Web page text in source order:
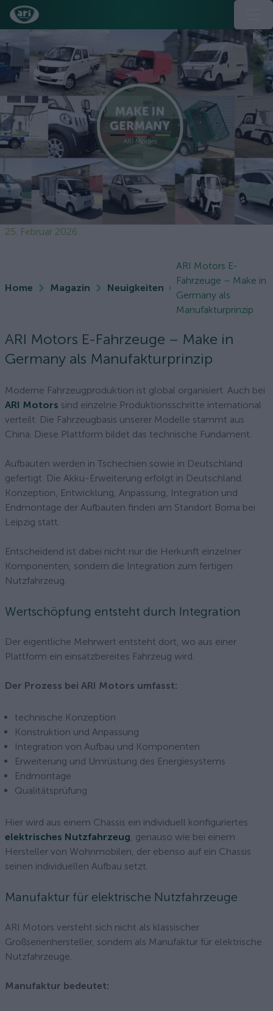
25. Februar 2026
Home Magazin Neuigkeiten
ARI Motors E-
Fahrzeuge – Make in
Germany als
Manufakturprinzip
ARI Motors E-Fahrzeuge – Make in
Germany als Manufakturprinzip
Moderne Fahrzeugproduktion ist global organisiert. Auch bei
ARI Motors sind einzelne Produktionsschritte international
verteilt. Die Fahrzeugbasis unserer Modelle stammt aus
China. Diese Plattform bildet das technische Fundament.
Aufbauten werden in Tschechien sowie in Deutschland
gefertigt. Die Akku-Erweiterung erfolgt in Deutschland.
Konzeption, Entwicklung, Anpassung, Integration und
Endmontage der Aufbauten finden am Standort Borna bei
Leipzig statt.
Entscheidend ist dabei nicht nur die Herkunft einzelner
Komponenten, sondern die Integration zum fertigen
Nutzfahrzeug.
Wertschöpfung entsteht durch Integration
Der eigentliche Mehrwert entsteht dort, wo aus einer
Plattform ein einsatzbereites Fahrzeug wird.
Der Prozess bei ARI Motors umfasst:
technische Konzeption
Konstruktion und Anpassung
Integration von Aufbau und Komponenten
Erweiterung und Umrüstung des Energiesystems
Endmontage
Qualitätsprüfung
Hier wird aus einem Chassis ein individuell konfiguriertes
elektrisches Nutzfahrzeug, genauso wie bei einem
Hersteller von Wohnmobilen, der ebenso auf ein Chassis
seinen individuellen Aufbau setzt.
Manufaktur für elektrische Nutzfahrzeuge
ARI Motors versteht sich nicht als klassischer
Großserienhersteller, sondern als Manufaktur für elektrische
Nutzfahrzeuge.
Manufaktur bedeutet: